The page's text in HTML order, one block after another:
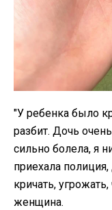
"У ребенка было
разбит. Дочь
сильно болела, я
приехала
кричать,
женщина.